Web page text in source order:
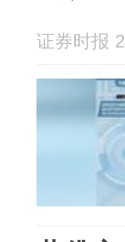
证券时报